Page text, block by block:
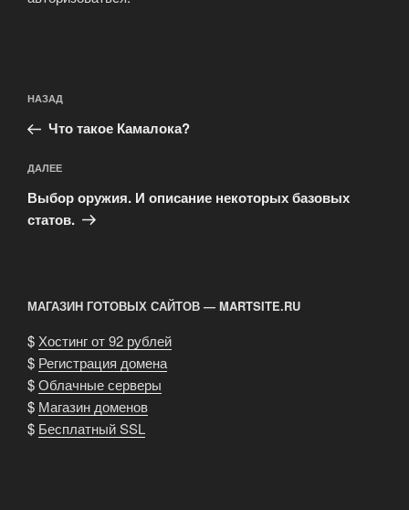
по
записям
Предыдущая
запись:
НАЗАД
Что такое Камалока?
Следующая
запись
ДАЛЕЕ
Выбор оружия. И описание некоторых базовых
статов.
МАГАЗИН ГОТОВЫХ САЙТОВ — MARTSITE.RU
$Хостинг от 92 рублей
$ Регистрация домена
$Облачные серверы
$ Магазин доменов
$ Бесплатный SSL